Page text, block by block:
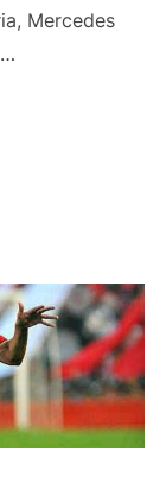
Mercedes
TUVO